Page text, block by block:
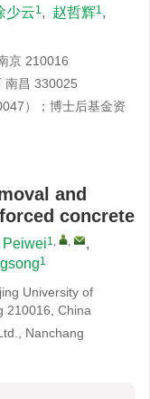
少云1, 赵哲辉1,
京 210016
南昌 330025
）；博士后基金资
and
concrete
Peiwei1, ,
,
1
University of
210016, China
Nanchang